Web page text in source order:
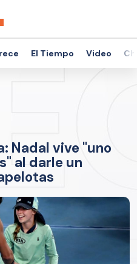
El Tiempo Video
Nadal vive "uno
al darle un